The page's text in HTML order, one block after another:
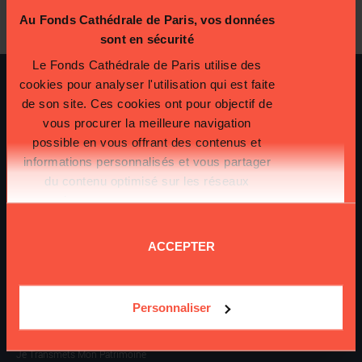
Au Fonds Cathédrale de Paris, vos données
sont en sécurité
Le Fonds Cathédrale de Paris utilise des
cookies pour analyser l'utilisation qui est faite
de son site. Ces cookies ont pour objectif de
vous procurer la meilleure navigation
possible en vous offrant des contenus et
informations personnalisés et vous partager
du contenu optimisé sur les réseaux
sociaux.Plus d'informations sur la
ACCEPTER
Personnaliser
Cathédrale de Paris
L’HISTOIRE DE NOTRE-DAME
Les Grands Évènements
Notre-Dame, Joyau Du Patrimoine
Un Monument Chrétien
Retour Sur L’incendie De Notre-Dame De Paris
Retour Sur L’incendie De Notre-Dame De Paris
Ceux De Notre-Dame
SOUTENIR NOTRE-DAME
Je Fais Un Don
Je Transmets Mon Patrimoine